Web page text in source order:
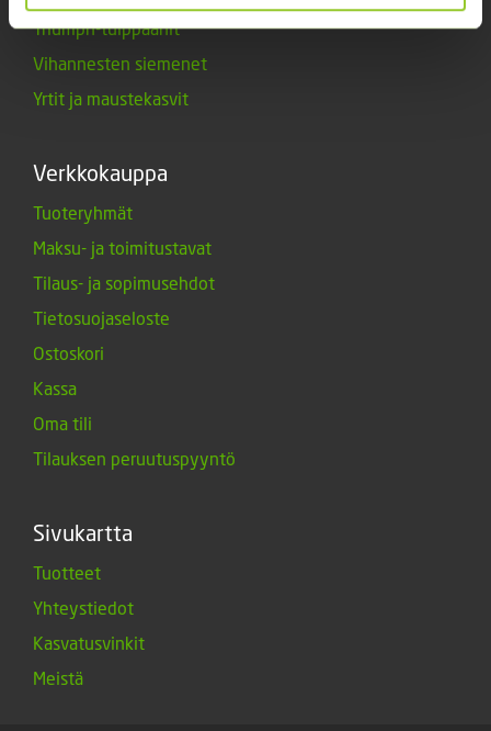
Triumph-tulppaanit
Vihannesten siemenet
Yrtit ja maustekasvit
Verkkokauppa
Tuoteryhmät
Maksu- ja toimitustavat
Tilaus- ja sopimusehdot
Tietosuojaseloste
Ostoskori
Kassa
Oma tili
Tilauksen peruutuspyyntö
Sivukartta
Tuotteet
Yhteystiedot
Kasvatusvinkit
Meistä